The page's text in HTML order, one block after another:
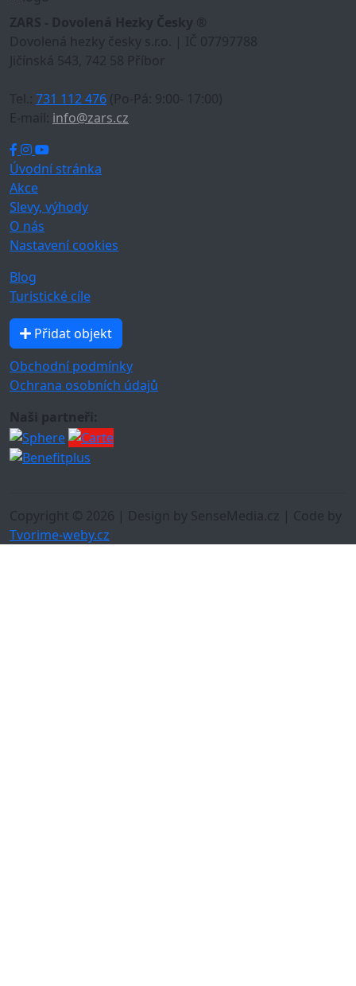
ZARS - Dovolená Hezky Česky ®
Dovolená hezky česky s.r.o. | IČ 07797788
Jičínská 543, 742 58 Příbor
Tel.: 731 112 476 (Po-Pá: 9:00- 17:00)
E-mail: info@zars.cz
Úvodní stránka
Akce
Slevy, výhody
O nás
Nastavení cookies
Blog
Turistické cíle
Přidat objekt
Obchodní podmínky
Ochrana osobních údajů
Naši partneři:
Copyright © 2026 | Design by SenseMedia.cz | Code by
Tvorime-weby.cz